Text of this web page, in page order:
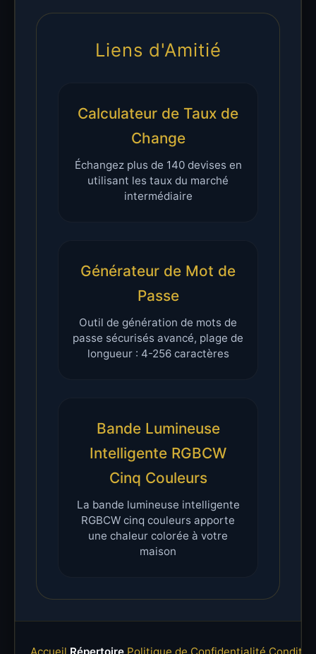
Liens d'Amitié
Calculateur de Taux de
Change
Échangez plus de 140 devises en
utilisant les taux du marché
intermédiaire
Générateur de Mot de
Passe
Outil de génération de mots de
passe sécurisés avancé, plage de
longueur : 4-256 caractères
Bande Lumineuse
Intelligente RGBCW
Cinq Couleurs
La bande lumineuse intelligente
RGBCW cinq couleurs apporte
une chaleur colorée à votre
maison